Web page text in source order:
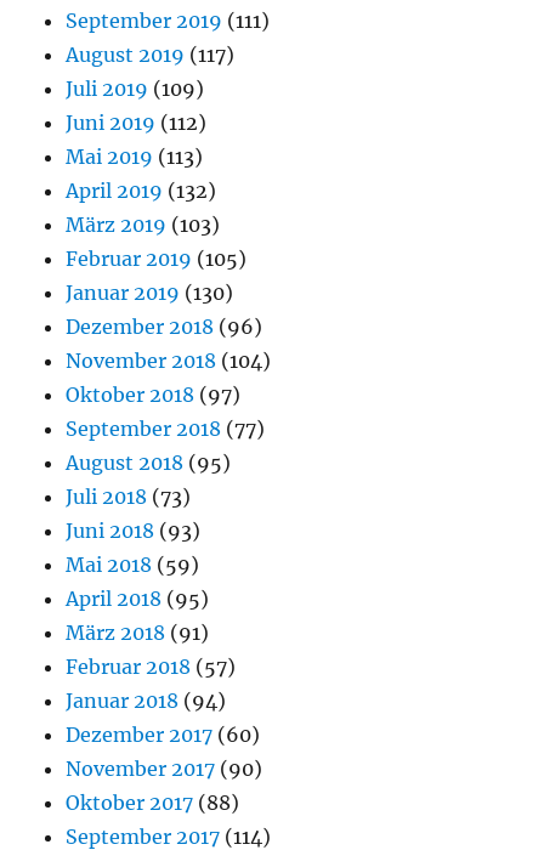
September 2019 (111)
August 2019 (117)
Juli 2019 (109)
Juni 2019 (112)
Mai 2019 (113)
April 2019 (132)
März 2019 (103)
Februar 2019 (105)
Januar 2019 (130)
Dezember 2018 (96)
November 2018 (104)
Oktober 2018 (97)
September 2018 (77)
August 2018 (95)
Juli 2018 (73)
Juni 2018 (93)
Mai 2018 (59)
April 2018 (95)
März 2018 (91)
Februar 2018 (57)
Januar 2018 (94)
Dezember 2017 (60)
November 2017 (90)
Oktober 2017 (88)
September 2017 (114)